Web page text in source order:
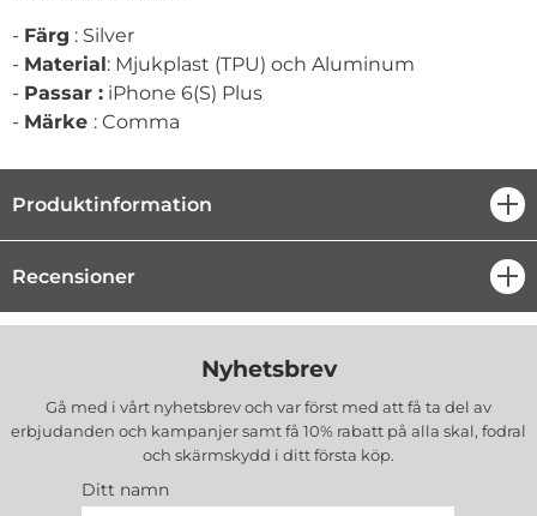
- Färg : Silver
- Material: Mjukplast (TPU) och Aluminum
- Passar : iPhone 6(S) Plus
- Märke : Comma
Produktinformation
Recensioner
Nyhetsbrev
Gå med i vårt nyhetsbrev och var först med att få ta del av
erbjudanden och kampanjer samt få 10% rabatt på alla skal, fodral
och skärmskydd i ditt första köp.
Ditt namn